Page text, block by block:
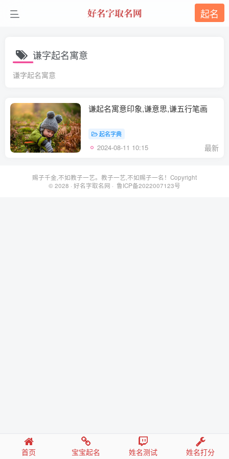
起名
谦字起名寓意
谦字起名寓意
谦起名寓意印象,谦意思,谦五行笔画
起名字典
2024-08-11 10:15 最新
赐子千金,不如教子一艺。教子一艺,不如赐子一名！Copyright
© 2028 · 好名字取名网 · 鲁ICP备2022007123号
首页 宝宝起名 姓名测试 姓名打分